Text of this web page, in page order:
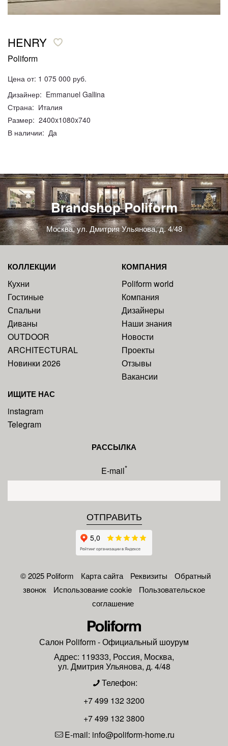
HENRY
Poliform
Цена от: 1 075 000 руб.
Дизайнер: Emmanuel Gallina
Страна: Италия
Размер: 2400x1080x740
В наличии: Да
Brandshop Poliform
Москва, ул. Дмитрия Ульянова, д. 4/48
КОЛЛЕКЦИИ
Кухни
Гостиные
Спальни
Диваны
OUTDOOR
ARCHITECTURAL
Новинки 2026
КОМПАНИЯ
Poliform world
Компания
Дизайнеры
Наши знания
Новости
Проекты
Отзывы
Вакансии
ИЩИТЕ НАС
instagram
Telegram
РАССЫЛКА
E-mail*
© 2025 Poliform Карта сайта Реквизиты
Обратный
звонок
Использование cookie
Пользовательское
соглашение
Салон Poliform- Официальный шоурум
Адрес: 119333, Россия, Москва,
ул. Дмитрия Ульянова, д. 4/48
Телефон:
+7 499 132 3200
+7 499 132 3800
E-mail: info@poliform-home.ru